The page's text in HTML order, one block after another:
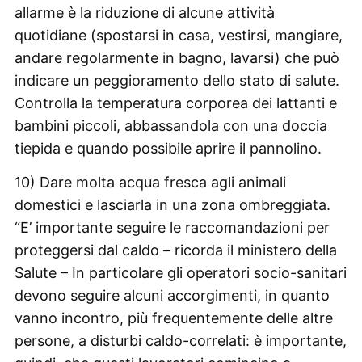
allarme è la riduzione di alcune attività
quotidiane (spostarsi in casa, vestirsi, mangiare,
andare regolarmente in bagno, lavarsi) che può
indicare un peggioramento dello stato di salute.
Controlla la temperatura corporea dei lattanti e
bambini piccoli, abbassandola con una doccia
tiepida e quando possibile aprire il pannolino.
10) Dare molta acqua fresca agli animali
domestici e lasciarla in una zona ombreggiata.
“E’ importante seguire le raccomandazioni per
proteggersi dal caldo – ricorda il ministero della
Salute – In particolare gli operatori socio-sanitari
devono seguire alcuni accorgimenti, in quanto
vanno incontro, più frequentemente delle altre
persone, a disturbi caldo-correlati: è importante,